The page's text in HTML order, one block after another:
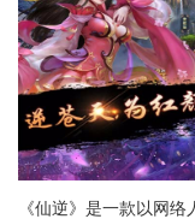
《仙逆》是一款以网